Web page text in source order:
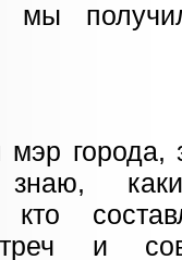
мы
города,
кто
и